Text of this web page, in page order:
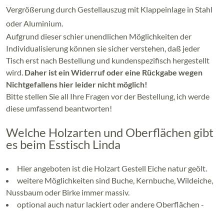
Vergrößerung durch Gestellauszug mit Klappeinlage in Stahl
oder Aluminium.
Aufgrund dieser schier unendlichen Möglichkeiten der
Individualisierung können sie sicher verstehen, daß jeder
Tisch erst nach Bestellung und kundenspezifisch hergestellt
wird. Daher ist ein Widerruf oder eine Rückgabe wegen
Nichtgefallens hier leider nicht möglich!
Bitte stellen Sie all Ihre Fragen vor der Bestellung, ich werde
diese umfassend beantworten!
Welche Holzarten und Oberflächen gibt
es beim Esstisch Linda
Hier angeboten ist die Holzart Gestell Eiche natur geölt.
weitere Möglichkeiten sind Buche, Kernbuche, Wildeiche,
Nussbaum oder Birke immer massiv.
optional auch natur lackiert oder andere Oberflächen -